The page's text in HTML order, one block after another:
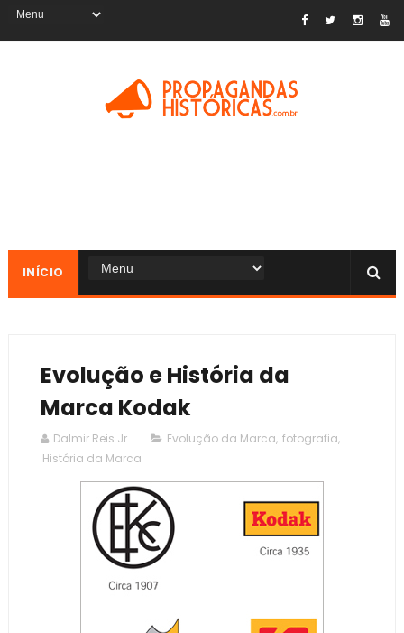
INÍCIO
Evolução e História da
Marca Kodak
Dalmir Reis Jr. Evolução da Marca, fotografia,
História da Marca